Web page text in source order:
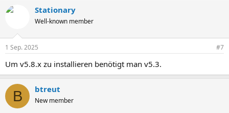
k
e
:
Stationary
Well-known member
1 Sep. 2025 #7
Um v5.8.x zu installieren benötigt man v5.3.
B btreut
New member